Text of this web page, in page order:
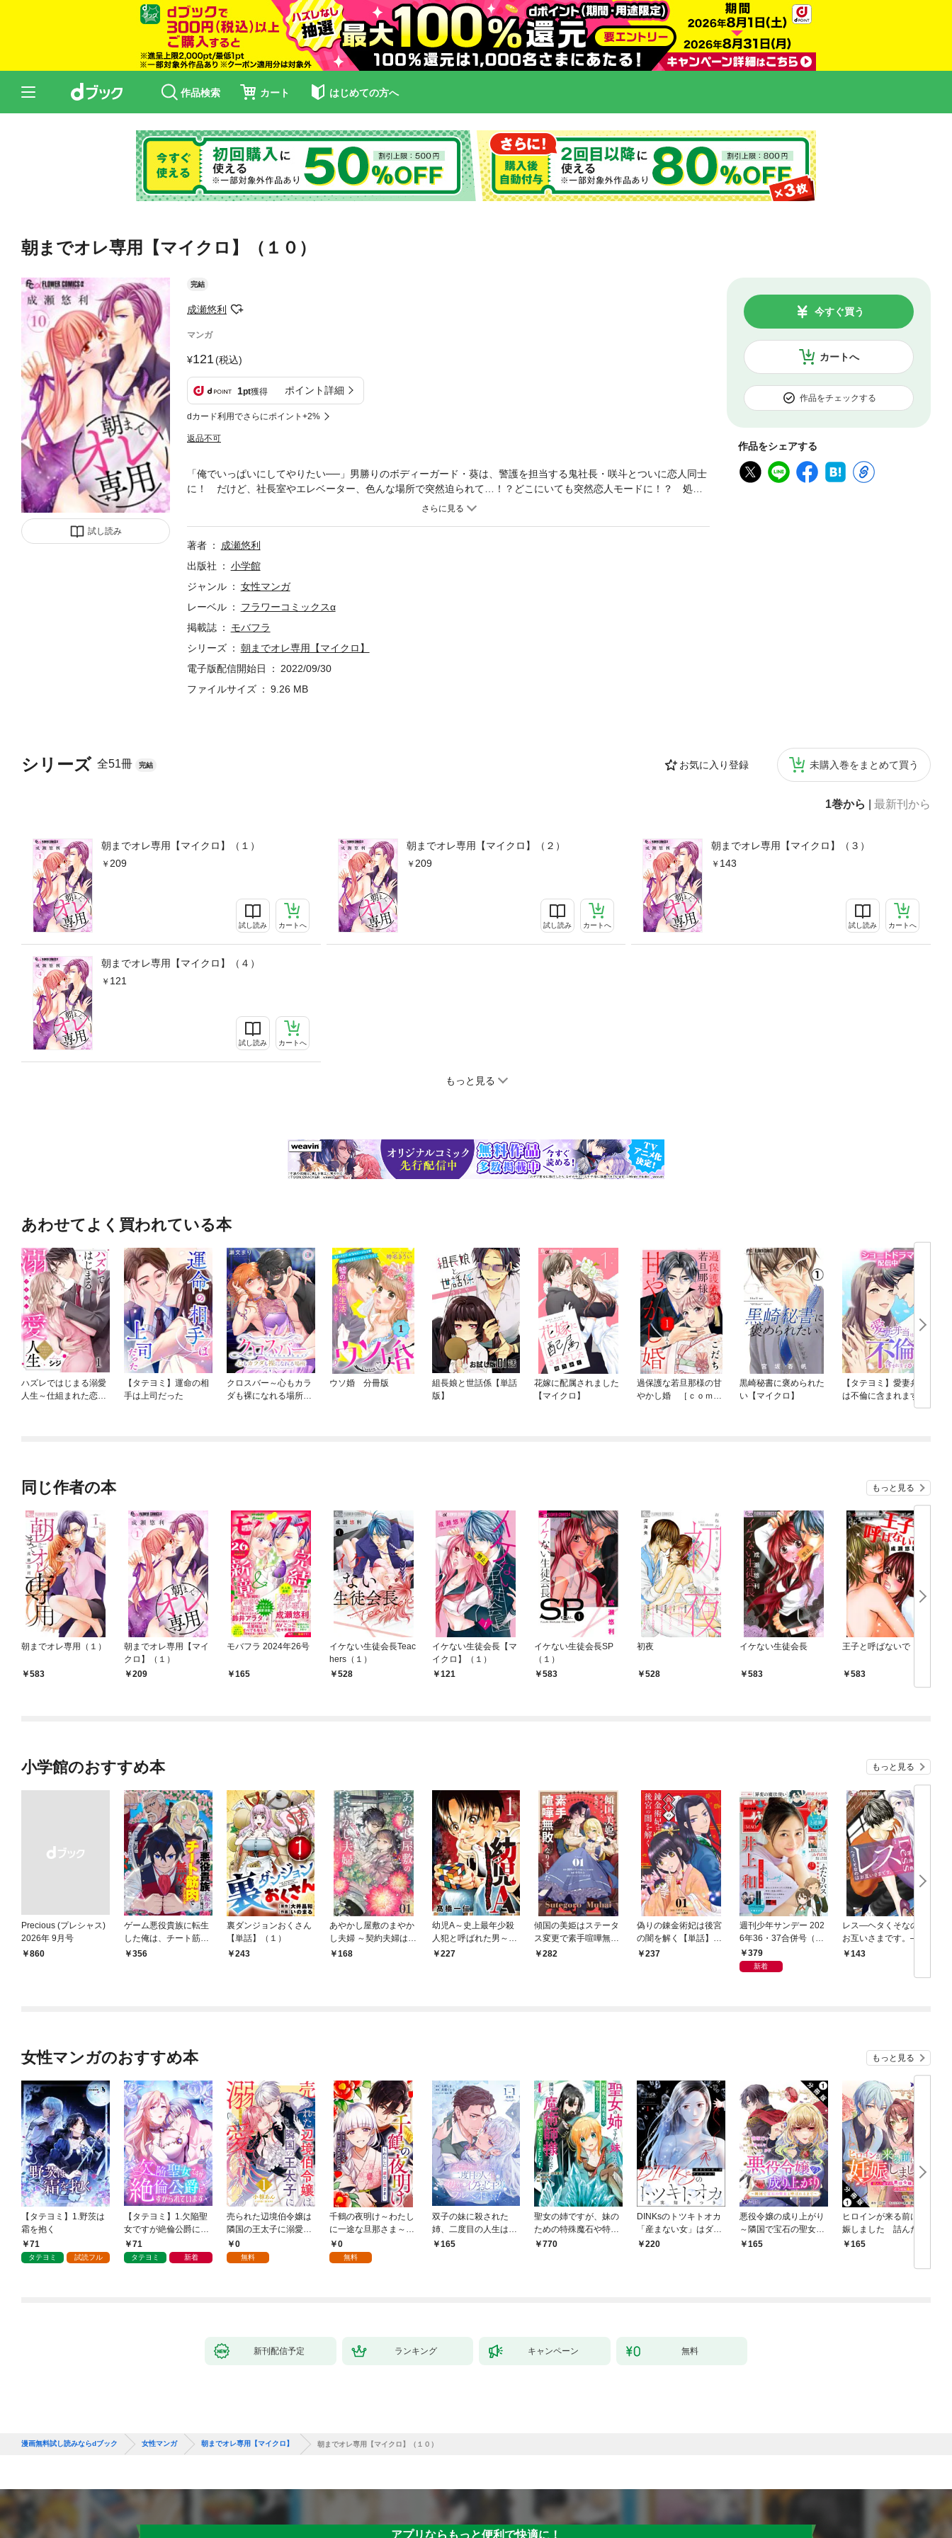
作品検索 カート はじめての方へ
朝までオレ専用【マイクロ】（１０）
試し読み
完結
成瀬悠利
マンガ
121(税込)
1pt獲得 ポイント詳細
dカード利用でさらにポイント+2%
返品不可
カートへ
今すぐ買う
作品をチェックする
作品をシェアする
シリーズ 全51冊 完結 お気に入り登録 未購入巻をまとめて買う
1巻から 最新刊から
朝までオレ専用【マイクロ】（１）
209
試し読み カートへ
朝までオレ専用【マイクロ】（２）
209
試し読み カートへ
朝までオレ専用【マイクロ】（３）
143
試し読み カートへ
朝までオレ専用【マイクロ】（４）
121
試し読み カートへ
もっと見る
「俺でいっぱいにしてやりたい──」男勝りのボディーガード・葵は、警護を担当する鬼社長・咲斗とついに恋人同士
に！ だけど、社長室やエレベーター、色んな場所で突然迫られて…！？どこにいても突然恋人モードに！？ 処女
著者
成瀬悠利
出版社
小学館
ジャンル
女性マンガ
レーベル
フラワーコミックスα
掲載誌
モバフラ
シリーズ
朝までオレ専用【マイクロ】
電子版配信開始日
2022/09/30
ファイルサイズ
9.26 MB
あわせてよく買われている本
ハズレではじまる溺愛
人生～仕組まれた恋の
【タテヨミ】運命の相
手は上司だった
クロスバー～心もカラ
ダも裸になれる場所～
ウソ婚 分冊版
組長娘と世話係【単話
版】
花嫁に配属されました
【マイクロ】
過保護な若旦那様の甘
やかし婚 ［ｃｏｍｉ
黒崎秘書に褒められた
い【マイクロ】
【タテヨミ】愛妻弁当
は不倫に含まれます
同じ作者の本 もっと見る
朝までオレ専用（１）
583
朝までオレ専用【マイ
クロ】（１）
209
モバフラ 2024年26号
165
イケない生徒会長Teac
hers（１）
528
イケない生徒会長【マ
イクロ】（１）
121
イケない生徒会長SP
（１）
583
初夜
528
イケない生徒会長
583
王子と呼ばないで！
583
小学館のおすすめ本 もっと見る
Precious (プレシャス)
2026年 9月号
￥860
ゲーム悪役貴族に転生
した俺は、チート筋肉
で無双する【単話】
356
裏ダンジョンおくさん
【単話】（１）
243
あやかし屋敷のまやか
し夫婦 ～契約夫婦は鎌
倉で妖怪の集う家を守
168
幼児A～史上最年少殺
人犯と呼ばれた男～
【単話】（１）
227
傾国の美姫はステータ
ス変更で素手喧嘩無敗
になりました【単話】
282
偽りの錬金術妃は後宮
の闇を解く【単話】
（１）
237
週刊少年サンデー 202
6年36・37合併号（20
26年8月5日発売号）
379
新着
レス―ヘタくそなのは
お互いさまです。―
【マイクロ】（１）
143
女性マンガのおすすめ本 もっと見る
【タテヨミ】1.野茨は
霜を抱く
71
タテヨミ 試読フル
【タテヨミ】1.欠陥聖
女ですが絶倫公爵にす
がられています
71
タテヨミ 新着
売られた辺境伯令嬢は
隣国の王太子に溺愛さ
れる 1
0
無料
千鶴の夜明け～わたし
に一途な旦那さま～
【分冊版】 1話「北条
家の生贄（１）」
0
無料
双子の妹に殺された
姉、二度目の人生は初
恋のイケおじ王弟にフ
165
聖女の姉ですが、妹の
ための特殊魔石や特殊
薬草の採取をやめた
770
DINKsのトツキトオカ
「産まない女」はダメ
ですか？（分冊版）
220
悪役令嬢の成り上がり
～隣国で宝石の聖女と
呼ばれるまで～（コミ
165
ヒロインが来る前に妊
娠しました 詰んだは
ずの悪役令嬢ですが、
（コミック） 分冊版 1
165
新刊配信予定 ランキング キャンペーン 無料
漫画無料試し読みならdブック 女性マンガ 朝までオレ専用【マイクロ】 朝までオレ専用【マイクロ】（１０）
アプリならもっと便利で快適に！